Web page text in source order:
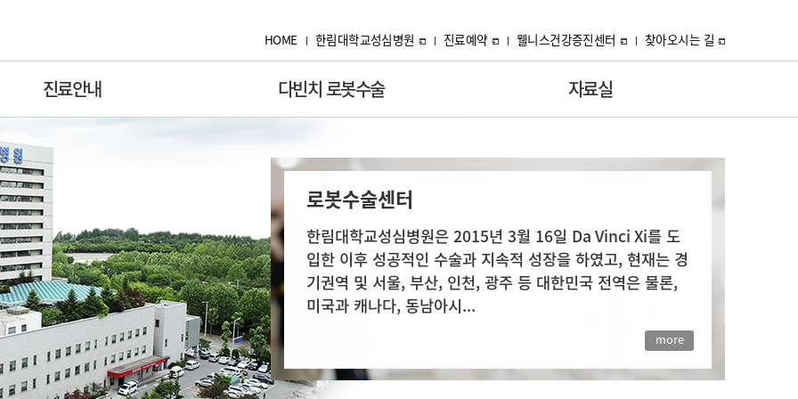
HOME 한림대학교성심병원 진료예약 웰니스건강증진센터 찾아오시는 길
진료안내 다빈치 로봇수술 자료실
로봇수술센터
한림대학교성심병원은 2015년 3월 16일 Da Vinci Xi를 도
입한 이후 성공적인 수술과 지속적 성장을 하였고, 현재는 경
기권역 및 서울, 부산, 인천, 광주 등 대한민국 전역은 물론,
미국과 캐나다, 동남아시...
more
로봇수술센터
한림대학교성심병원은 2015년 3월 16일 Da Vinci Xi를 도
입한 이후 성공적인 수술과 지속적 성장을 하였고, 현재는 경
기권역 및 서울, 부산, 인천, 광주 등 대한민국 전역은 물론,
미국과 캐나다, 동남아시...
more